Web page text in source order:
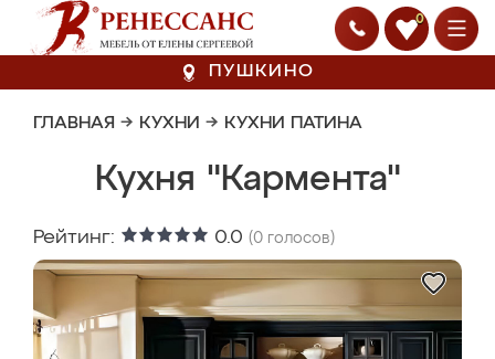
0
ПУШКИНО
ГЛАВНАЯ → КУХНИ → КУХНИ ПАТИНА
Кухня "Кармента"
Рейтинг: 0.0 (0 голосов)